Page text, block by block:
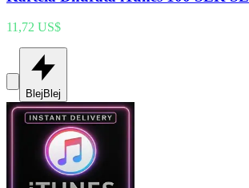
11,72 US$
Blej Blej